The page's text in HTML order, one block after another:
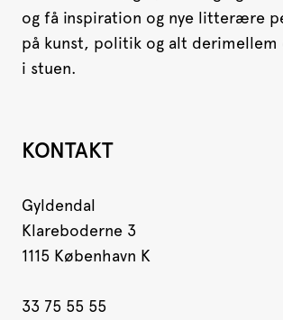
og få inspiration og nye litterære
på kunst, politik og alt derimellem
i stuen.
KONTAKT
Gyldendal
Klareboderne 3
1115 København K
33 75 55 55